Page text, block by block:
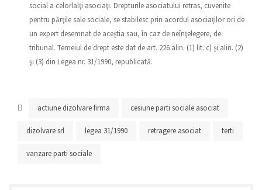
social a celorlalţi asociaţi. Drepturile asociatului retras, cuvenite
pentru părţile sale sociale, se stabilesc prin acordul asociaţilor ori de
un expert desemnat de aceştia sau, în caz de neînţelegere, de
tribunal. Temeiul de drept este dat de art. 226 alin. (1) lit. c) şi alin. (2)
şi (3) din Legea nr. 31/1990, republicată.
actiune dizolvare firma cesiune parti sociale asociat
dizolvare srl legea 31/1990 retragere asociat terti
vanzare parti sociale